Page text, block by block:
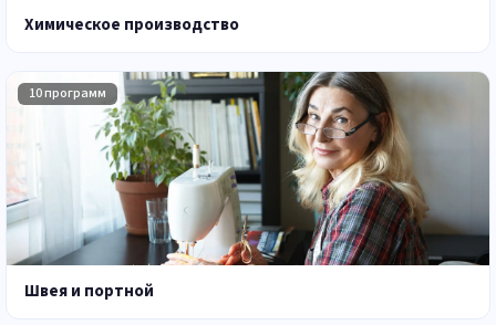
Химическое производство
10 программ
Швея и портной